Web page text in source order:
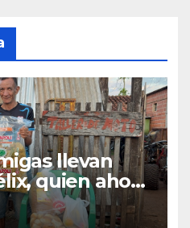
llevan
quien ahora
para